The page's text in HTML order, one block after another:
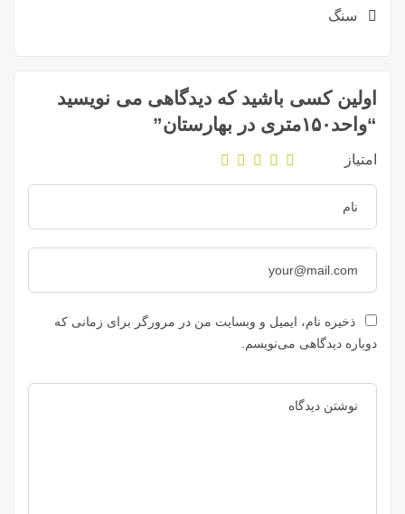
سنگ
اولین کسی باشید که دیدگاهی می نویسید
“واحد۱۵۰متری در بهارستان”
امتیاز
ذخیره نام، ایمیل و وبسایت من در مرورگر برای زمانی که
دوباره دیدگاهی می‌نویسم.